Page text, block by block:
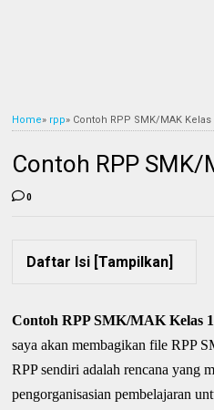
Home» rpp» Contoh RPP SMK/MAK Kelas
Contoh RPP SMK/
0
Daftar Isi [Tampilkan]
Contoh RPP SMK/MAK Kelas
saya akan membagikan file RPP
RPP sendiri adalah rencana yang
pengorganisasian pembelajaran